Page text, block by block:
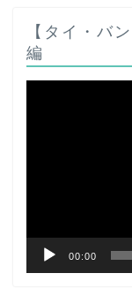
【タイ・バ
編
00:00